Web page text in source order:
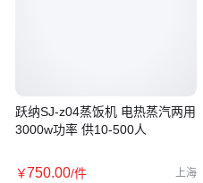
跃纳SJ-z04蒸饭机 电热蒸汽两用
3000w功率 供10-500人
￥750.00/件 上海